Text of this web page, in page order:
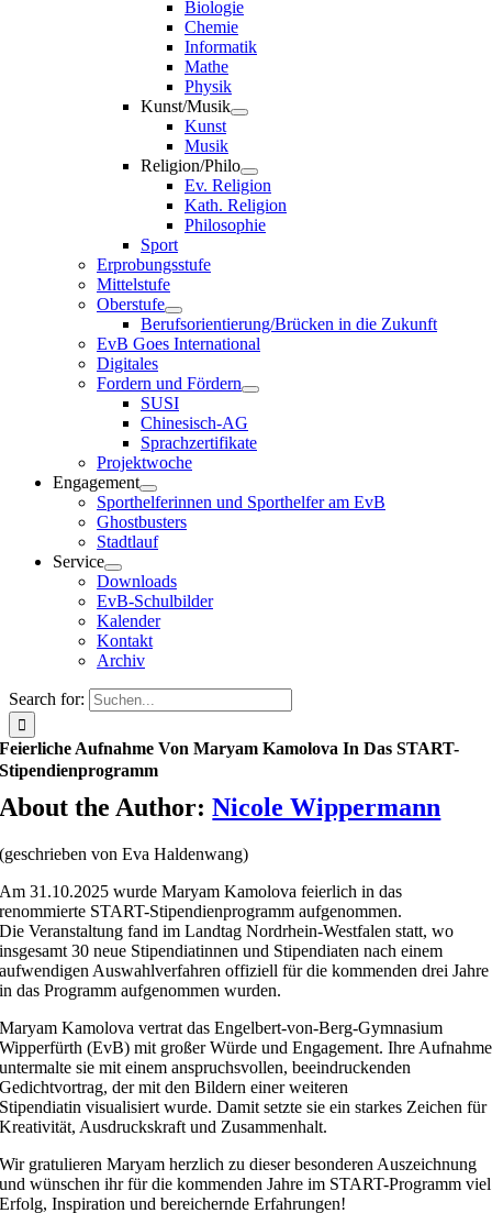
Biologie
Chemie
Informatik
Mathe
Physik
Kunst/Musik
Kunst
Musik
Religion/Philo
Ev. Religion
Kath. Religion
Philosophie
Sport
Erprobungsstufe
Mittelstufe
Oberstufe
Berufsorientierung/Brücken in die Zukunft
EvB Goes International
Digitales
Fordern und Fördern
SUSI
Chinesisch-AG
Sprachzertifikate
Projektwoche
Engagement
Sporthelferinnen und Sporthelfer am EvB
Ghostbusters
Stadtlauf
Service
Downloads
EvB-Schulbilder
Kalender
Kontakt
Archiv
Search for:
Feierliche Aufnahme Von Maryam Kamolova In Das START-
Stipendienprogramm
About the Author:Nicole Wippermann
(geschrieben von Eva Haldenwang)
Am 31.10.2025 wurde Maryam Kamolova feierlich in das
renommierte START-Stipendienprogramm aufgenommen.
Die Veranstaltung fand im Landtag Nordrhein-Westfalen statt, wo
insgesamt 30 neue Stipendiatinnen und Stipendiaten nach einem
aufwendigen Auswahlverfahren offiziell für die kommenden drei Jahre
in das Programm aufgenommen wurden.
Maryam Kamolova vertrat das Engelbert-von-Berg-Gymnasium
Wipperfürth (EvB) mit großer Würde und Engagement. Ihre Aufnahme
untermalte sie mit einem anspruchsvollen, beeindruckenden
Gedichtvortrag, der mit den Bildern einer weiteren
Stipendiatin visualisiert wurde. Damit setzte sie ein starkes Zeichen für
Kreativität, Ausdruckskraft und Zusammenhalt.
Wir gratulieren Maryam herzlich zu dieser besonderen Auszeichnung
und wünschen ihr für die kommenden Jahre im START-Programm viel
Erfolg, Inspiration und bereichernde Erfahrungen!